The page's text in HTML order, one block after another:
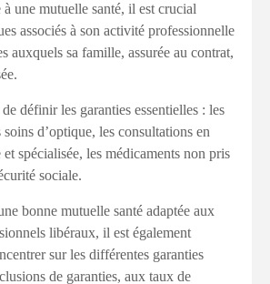
une mutuelle santé, il est crucial
associés à son activité professionnelle
auxquels sa famille, assurée au contrat,
définir les garanties essentielles : les
d’optique, les consultations en
spécialisée, les médicaments non pris
sociale.
bonne mutuelle santé adaptée aux
libéraux, il est également
sur les différentes garanties
de garanties, aux taux de